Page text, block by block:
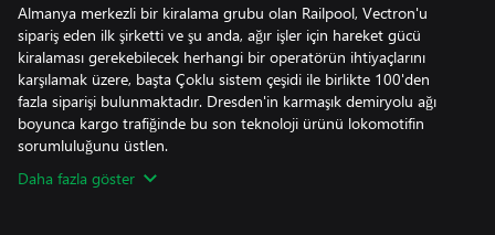
Almanya merkezli bir kiralama grubu olan Railpool, Vectron'u
sipariş eden ilk şirketti ve şu anda, ağır işler için hareket gücü
kiralaması gerekebilecek herhangi bir operatörün ihtiyaçlarını
karşılamak üzere, başta Çoklu sistem çeşidi ile birlikte 100'den
fazla siparişi bulunmaktadır. Dresden'in karmaşık demiryolu ağı
boyunca kargo trafiğinde bu son teknoloji ürünü lokomotifin
Daha fazla göster